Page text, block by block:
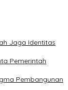
Jaga Identitas
Pemerintah
Pembangunan